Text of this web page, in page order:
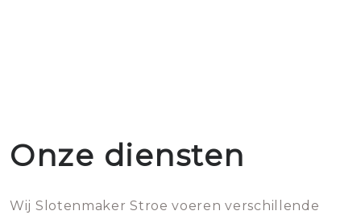
Onze diensten
Wij Slotenmaker Stroe voeren verschillende